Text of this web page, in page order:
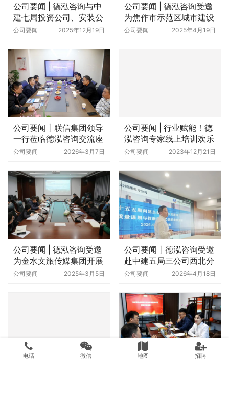
公司要闻 | 德泓咨询与中
建七局投资公司、安装公
司签署三方战略合作协议
公司要闻 2025年12月19日
公司要闻 | 德泓咨询受邀
为焦作市示范区城市建设
开发投资有限公司做投融
公司要闻 2025年4月19日
公司要闻丨联信集团领导
一行莅临德泓咨询交流座
谈
公司要闻 2026年3月7日
公司要闻 | 行业赋能！德
泓咨询专家线上培训欢乐
多
公司要闻 2023年12月21日
公司要闻 | 德泓咨询受邀
为金水文旅传媒集团开展
地方政府专项债项目谋划
公司要闻 2025年3月5日
公司要闻丨德泓咨询受邀
赴中建五局三公司西北分
公司开展城市更新专题培
公司要闻 2026年4月18日
电话 微信 地图 招聘